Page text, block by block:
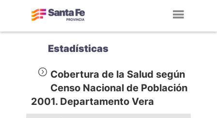
Estadísticas
Cobertura de la Salud según
Censo Nacional de Población
2001. Departamento Vera